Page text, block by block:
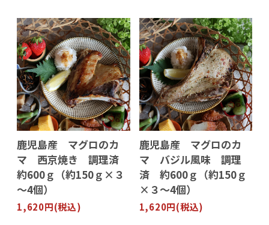
鹿児島産 マグロのカ
マ 西京焼き 調理済
約600ｇ（約150ｇ×３
～4個）
1,620円(税込)
鹿児島産 マグロのカ
マ バジル風味 調理
済 約600ｇ（約150ｇ
×３～4個）
1,620円(税込)